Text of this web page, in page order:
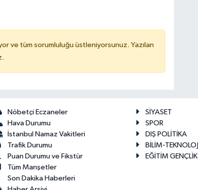
ve tüm sorumluluğu üstleniyorsunuz. Yazılan
Nöbetçi Eczaneler
Hava Durumu
İstanbul Namaz Vakitleri
Trafik Durumu
Puan Durumu ve Fikstür
Tüm Manşetler
Son Dakika Haberleri
SİYASET
SPOR
DIŞ POLİTİKA
BİLİM-TEKNOLOJİ
EĞİTİM GENÇLİK